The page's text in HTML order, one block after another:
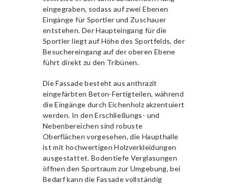
eingegraben, sodass auf zwei Ebenen
Eingänge für Sportler und Zuschauer
entstehen. Der Haupteingang für die
Sportler liegt auf Höhe des Sportfelds, der
Besuchereingang auf der oberen Ebene
führt direkt zu den Tribünen.
Die Fassade besteht aus anthrazit
eingefärbten Beton-Fertigteilen, während
die Eingänge durch Eichenholz akzentuiert
werden. In den Erschließungs- und
Nebenbereichen sind robuste
Oberflächen vorgesehen, die Haupthalle
ist mit hochwertigen Holzverkleidungen
ausgestattet. Bodentiefe Verglasungen
öffnen den Sportraum zur Umgebung, bei
Bedarf kann die Fassade vollständig